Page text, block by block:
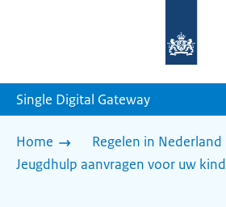
homepage
Single Digital Gateway
Home
Regelen in Nederland
Jeugdhulp aanvragen voor uw kind